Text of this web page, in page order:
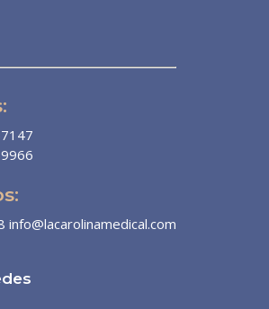
info@lacarolinamedical.com